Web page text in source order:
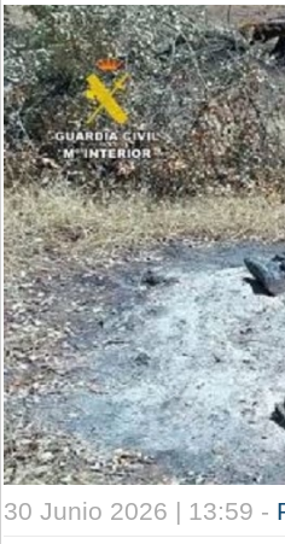
30 Junio 2026 | 13:59 -